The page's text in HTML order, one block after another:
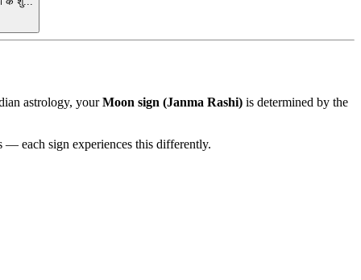
astrology, yourMoon sign (Janma Rashi) is determined by the
— each sign experiences this differently.